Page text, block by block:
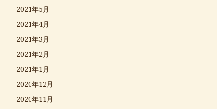
2021年5月
2021年4月
2021年3月
2021年2月
2021年1月
2020年12月
2020年11月